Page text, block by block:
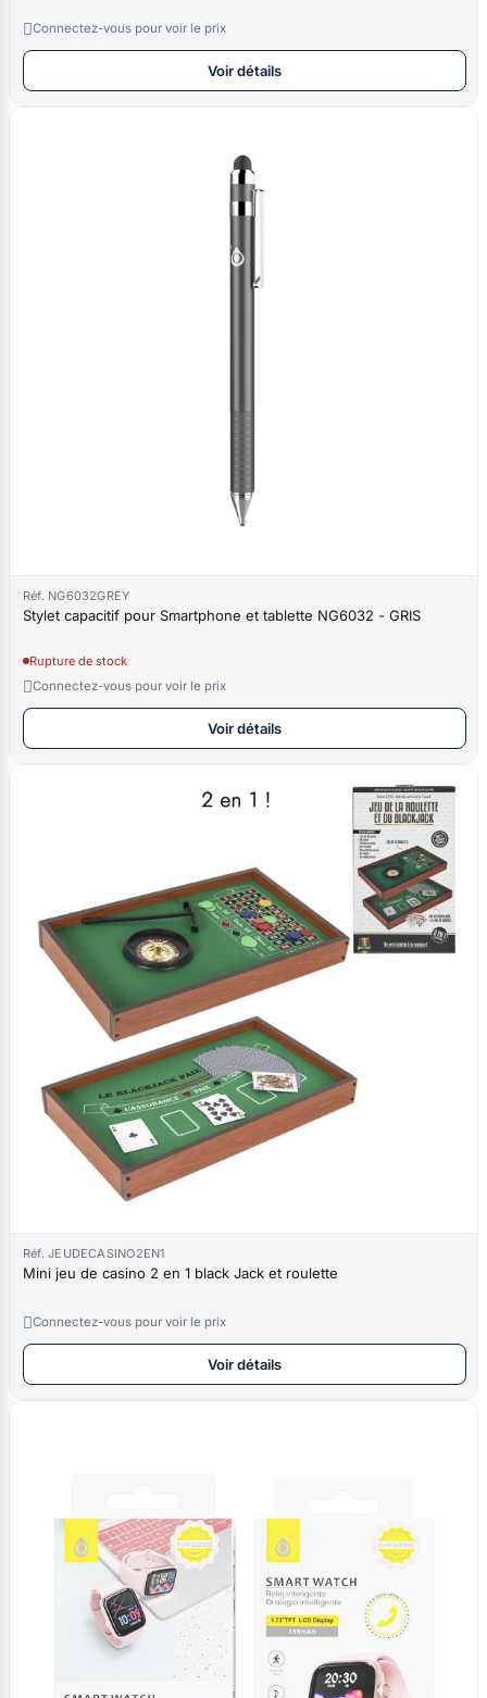
Connectez-vous pour voir le prix
Voir détails
Réf. NG6032GREY
Stylet capacitif pour Smartphone et tablette NG6032 - GRIS
Rupture de stock
Connectez-vous pour voir le prix
Voir détails
Réf. JEUDECASINO2EN1
Mini jeu de casino 2 en 1 black Jack et roulette
Connectez-vous pour voir le prix
Voir détails